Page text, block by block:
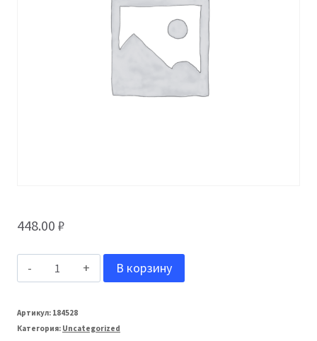
448.00 ₽
Количество
ТЕХОСНАСТКА
T-
В корзину
Артикул: 184528
Категория: Uncategorized